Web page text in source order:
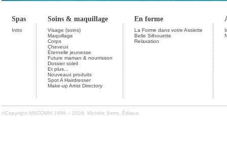
Spas Soins & maquillage En forme
Intro
Visage (soins)
Maquillage
Corps
Cheveux
Éternelle jeunesse
Future maman & nourrisson
Dossier soleil
Et plus...
Nouveaux produits
Spot A Hairdresser
Make-up Artist Directory
La Forme dans votre Assiette
Belle Silhouette
Relaxation
©Copyright MSCOMM 1996 – 2026. Michèle Serre, Éditeur